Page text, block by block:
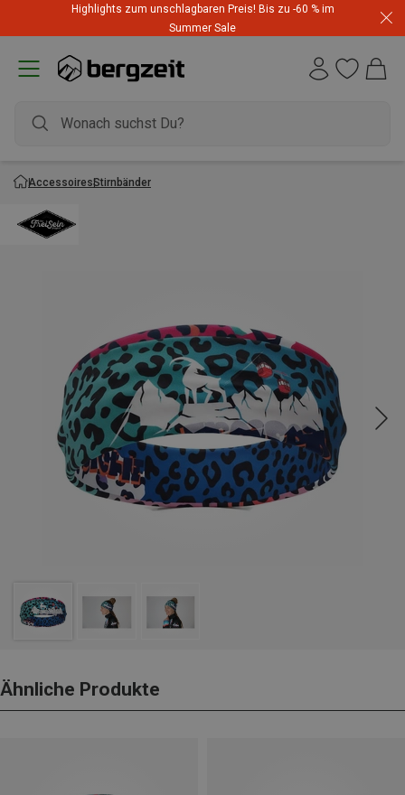
Highlights zum unschlagbaren Preis! Bis zu -60 % im
Summer Sale
Dynafit Hammerangebot! Reduzierte Outfits für neue
Abenteuer
AccessoiresStirnbänder
Ähnliche Produkte